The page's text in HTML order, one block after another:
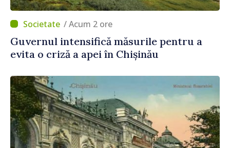
/ Acum 2 ore
Guvernul intensifică măsurile pentru a
evita o criză a apei în Chișinău